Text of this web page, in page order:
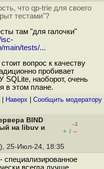
что qp-trie для своего
тестами"?
там "для галочки"
isc-
main/tests/...
вопрос к качеству
пробивает
SQLite, наоборот, очень
в этом плане.
| Наверх Cообщить модератору
BIND
на libuv и
–2
+ / –
25-Июл-24, 18:35
специализированное